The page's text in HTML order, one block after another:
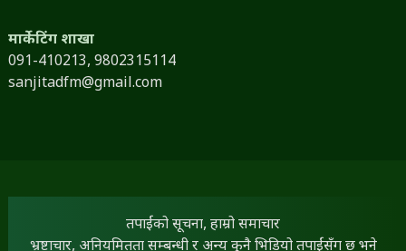
मार्केटिंग शाखा
091-410213, 9802315114
sanjitadfm@gmail.com
तपाईंको सूचना, हाम्रो समाचार
भ्रष्टाचार, अनियमितता सम्बन्धी र अन्य कुनै भिडियो तपाईंसँग छ भने